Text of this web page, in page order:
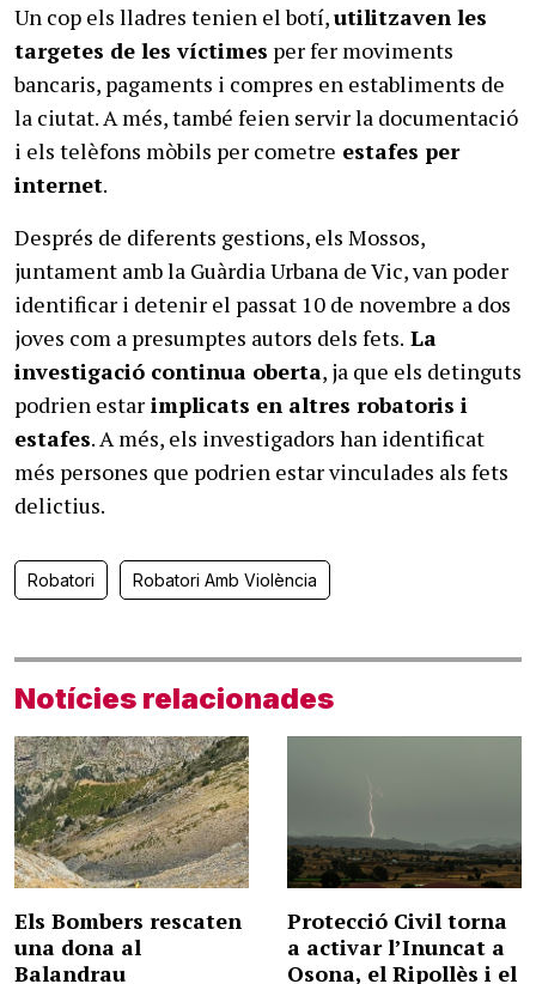
Un cop els lladres tenien el botí,utilitzaven les
targetes de les víctimes per fer moviments
bancaris, pagaments i compres en establiments de
la ciutat. A més, també feien servir la documentació
i els telèfons mòbils per cometre estafes per
internet.
Després de diferents gestions, els Mossos,
juntament amb la Guàrdia Urbana de Vic, van poder
identificar i detenir el passat 10 de novembre a dos
joves com a presumptes autors dels fets. La
investigació continua oberta, ja que els detinguts
podrien estar implicats en altres robatoris i
estafes. A més, els investigadors han identificat
més persones que podrien estar vinculades als fets
delictius.
Robatori Robatori Amb Violència
Notícies relacionades
Els Bombers rescaten
una dona al
Balandrau
Protecció Civil torna
a activar l’Inuncat a
Osona, el Ripollès i el